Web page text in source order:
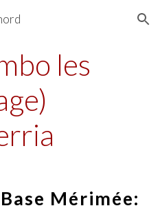
Skip to navigation
les
Mérimée: